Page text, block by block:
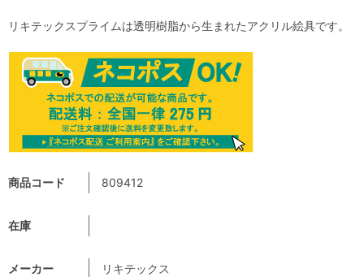
商品コード 809412
在庫
メーカー リキテックス
リキテックスプライムは透明樹脂から生まれたアクリル絵具です。